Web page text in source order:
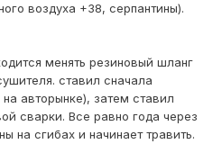
воздуха +38, серпантины).
менять резиновый шланг
ставил сначала
авторынке), затем ставил
сварки. Все равно года через
на сгибах и начинает травить.